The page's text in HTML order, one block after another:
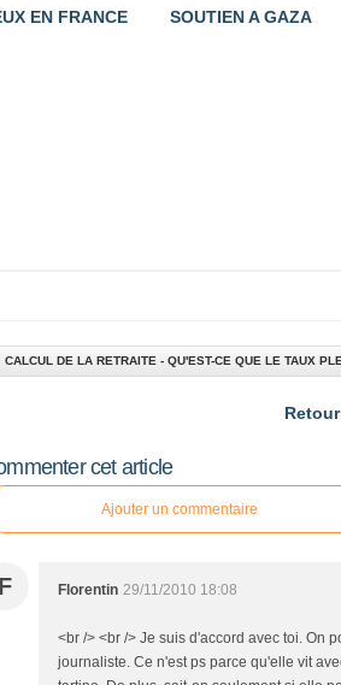
EN FRANCE
SOUTIEN A GAZA
CALCUL DE LA RETRAITE - QU'EST-CE QUE LE TAUX
cet article
Ajouter un commentaire
F Florentin 29/11/2010 18:08
<br /> <br /> Je suis d'accord avec toi. On
journaliste. Ce n'est ps parce qu'elle vit